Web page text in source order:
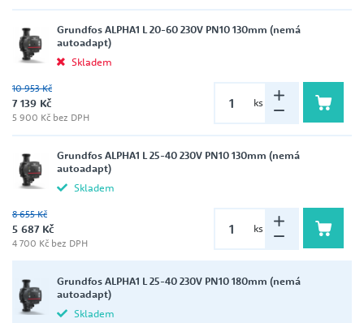
Grundfos ALPHA1 L 20-60 230V PN10 130mm (nemá
autoadapt)
Skladem
10 953 Kč
7 139 Kč
5 900 Kč bez DPH
ks
Grundfos ALPHA1 L 25-40 230V PN10 130mm (nemá
autoadapt)
Skladem
8 655 Kč
5 687 Kč
4 700 Kč bez DPH
ks
Grundfos ALPHA1 L 25-40 230V PN10 180mm (nemá
autoadapt)
Skladem